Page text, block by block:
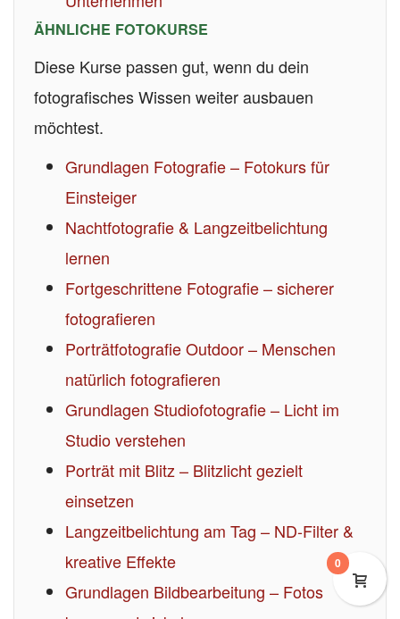
ÄHNLICHE FOTOKURSE
Diese Kurse passen gut, wenn du dein
fotografisches Wissen weiter ausbauen
möchtest.
Grundlagen Fotografie – Fotokurs für
Einsteiger
Nachtfotografie & Langzeitbelichtung
lernen
Fortgeschrittene Fotografie – sicherer
fotografieren
Porträtfotografie Outdoor – Menschen
natürlich fotografieren
Grundlagen Studiofotografie – Licht im
Studio verstehen
Porträt mit Blitz – Blitzlicht gezielt
einsetzen
Langzeitbelichtung am Tag – ND-Filter &
kreative Effekte
Grundlagen Bildbearbeitung – Fotos
0